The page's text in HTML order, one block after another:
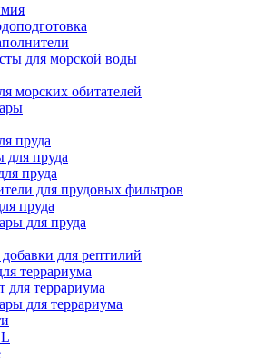
для морской воды
морских обитателей
пруда
для пруда
пруда
для прудовых фильтров
пруда
для пруда
для рептилий
террариума
для террариума
для террариума